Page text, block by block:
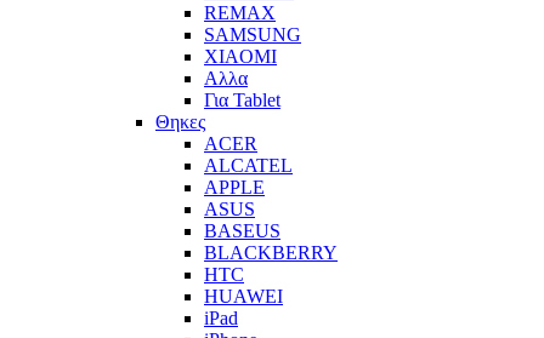
REMAX
SAMSUNG
XIAOMI
Αλλα
Για Tablet
Θηκες
ACER
ALCATEL
APPLE
ASUS
BASEUS
BLACKBERRY
HTC
HUAWEI
iPad